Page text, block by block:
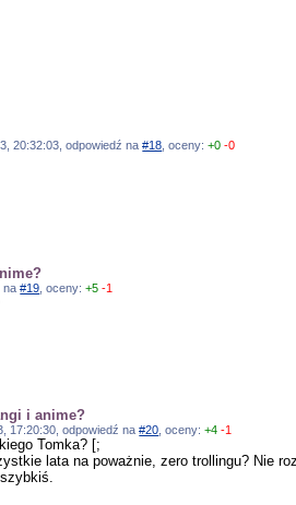
20:32:03, odpowiedź na#18 , oceny:+0 -0
na#19 , oceny:+5 -1
i anime?
17:20:30, odpowiedź na#20, oceny:+4 -1
Tomka? [;
lata na poważnie, zero trollingu? Nie